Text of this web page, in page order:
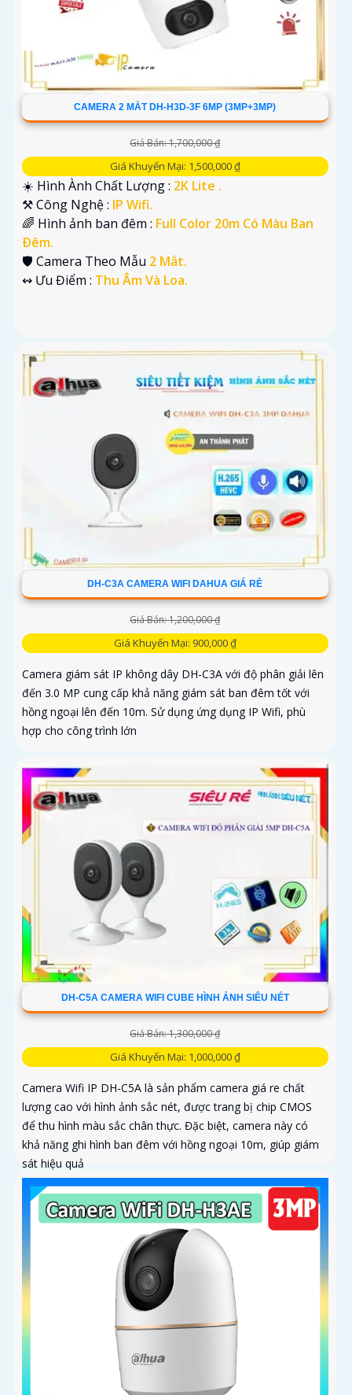
CAMERA 2 MẮT DH-H3D-3F 6MP (3MP+3MP)
Giá Bán: 1,700,000 ₫
Giá Khuyến Mại: 1,500,000 ₫
☀️ Hình Ành Chất Lượng : 2K Lite .
⚒ Công Nghệ : IP Wifi.
🌈 Hình ảnh ban đêm : Full Color 20m Có Màu Ban
Ðêm.
🛡 Camera Theo Mẫu 2 Mắt.
️↭ Ưu Điểm : Thu Âm Và Loa.
DH-C3A CAMERA WIFI DAHUA GIÁ RẺ
Giá Bán: 1,200,000 ₫
Giá Khuyến Mại: 900,000 ₫
Camera giám sát IP không dây DH-C3A với độ phân giải lên
đến 3.0 MP cung cấp khả năng giám sát ban đêm tốt với
hồng ngoại lên đến 10m. Sử dụng ứng dụng IP Wifi, phù
hợp cho công trình lớn
DH-C5A CAMERA WIFI CUBE HÌNH ẢNH SIÊU NÉT
Giá Bán: 1,300,000 ₫
Giá Khuyến Mại: 1,000,000 ₫
Camera Wifi IP DH-C5A là sản phẩm camera giá re chất
lượng cao với hình ảnh sắc nét, được trang bị chip CMOS
để thu hình màu sắc chân thực. Đặc biệt, camera này có
khả năng ghi hình ban đêm với hồng ngoại 10m, giúp giám
sát hiệu quả